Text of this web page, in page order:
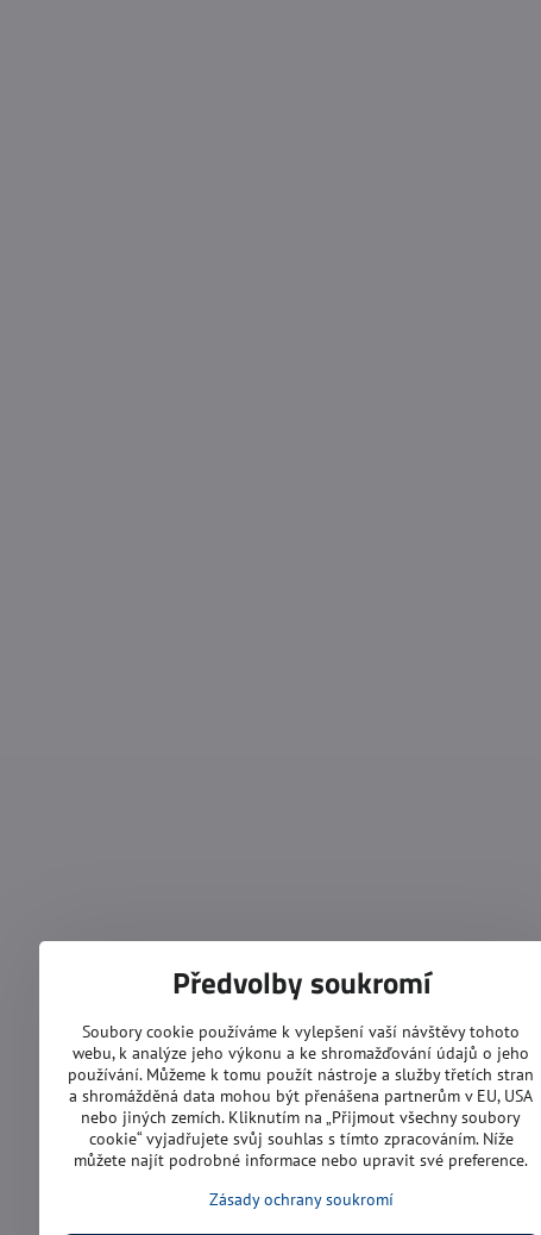
Předvolby soukromí
Soubory cookie používáme k vylepšení vaší návštěvy tohoto
webu, k analýze jeho výkonu a ke shromažďování údajů o jeho
používání. Můžeme k tomu použít nástroje a služby třetích stran
a shromážděná data mohou být přenášena partnerům v EU, USA
nebo jiných zemích. Kliknutím na „Přijmout všechny soubory
cookie“ vyjadřujete svůj souhlas s tímto zpracováním. Níže
můžete najít podrobné informace nebo upravit své preference.
Zásady ochrany soukromí